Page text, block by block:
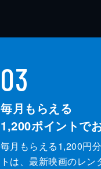
03
毎月もらえる
1,200ポイントで
毎月もらえる1,200円
トは、最新映画のレン